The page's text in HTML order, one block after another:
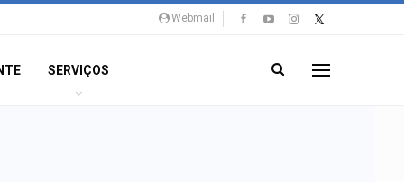
Webmail
SERVIÇOS